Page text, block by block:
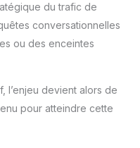
du trafic de
conversationnelles
ou des enceintes
l’enjeu devient alors de
pour atteindre cette